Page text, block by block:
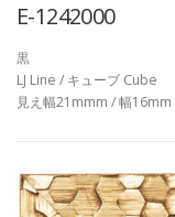
E-1242000
黒
LJ Line / キューブ Cube
見え幅21mmm / 幅